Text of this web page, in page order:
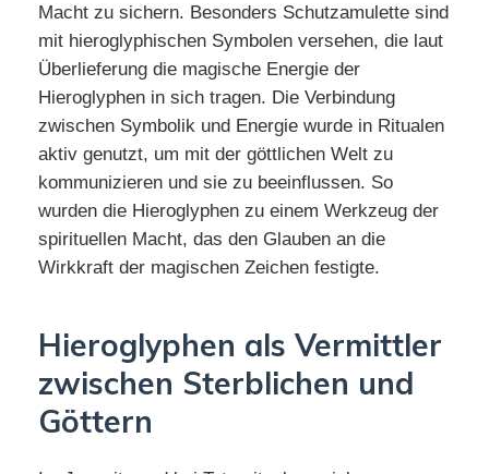
Macht zu sichern. Besonders Schutzamulette sind
mit hieroglyphischen Symbolen versehen, die laut
Überlieferung die magische Energie der
Hieroglyphen in sich tragen. Die Verbindung
zwischen Symbolik und Energie wurde in Ritualen
aktiv genutzt, um mit der göttlichen Welt zu
kommunizieren und sie zu beeinflussen. So
wurden die Hieroglyphen zu einem Werkzeug der
spirituellen Macht, das den Glauben an die
Wirkkraft der magischen Zeichen festigte.
Hieroglyphen als Vermittler
zwischen Sterblichen und
Göttern